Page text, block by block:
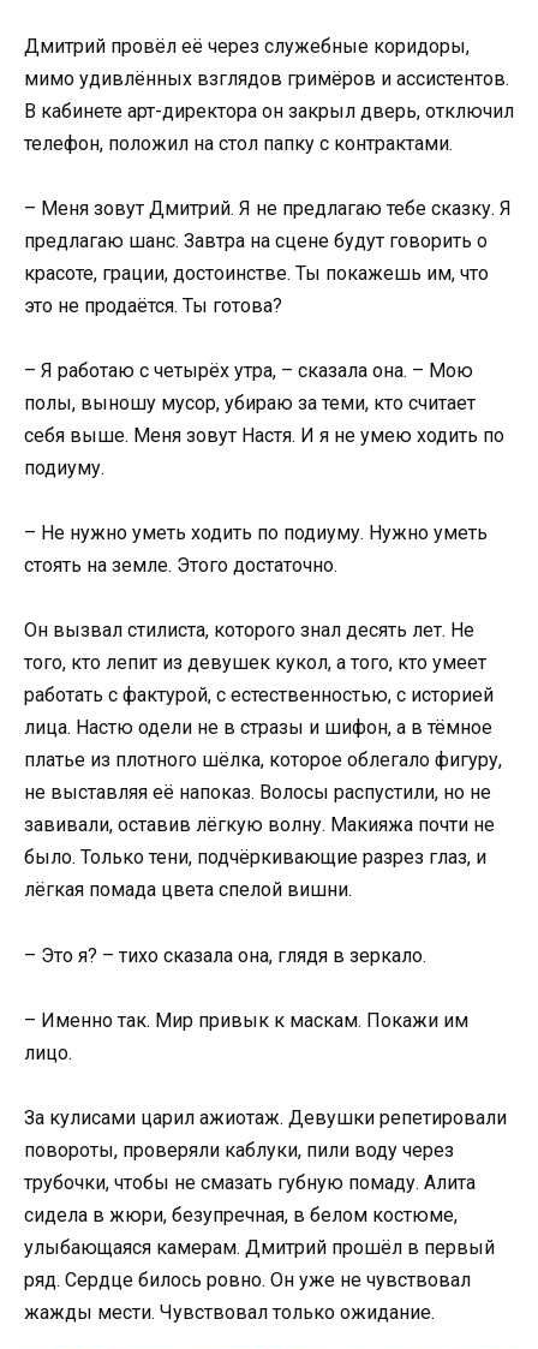
Дмитрий провёл её через служебные коридоры,
мимо удивлённых взглядов гримёров и ассистентов.
В кабинете арт-директора он закрыл дверь, отключил
телефон, положил на стол папку с контрактами.
– Меня зовут Дмитрий. Я не предлагаю тебе сказку. Я
предлагаю шанс. Завтра на сцене будут говорить о
красоте, грации, достоинстве. Ты покажешь им, что
это не продаётся. Ты готова?
– Я работаю с четырёх утра, – сказала она. – Мою
полы, выношу мусор, убираю за теми, кто считает
себя выше. Меня зовут Настя. И я не умею ходить по
подиуму.
– Не нужно уметь ходить по подиуму. Нужно уметь
стоять на земле. Этого достаточно.
Он вызвал стилиста, которого знал десять лет. Не
того, кто лепит из девушек кукол, а того, кто умеет
работать с фактурой, с естественностью, с историей
лица. Настю одели не в стразы и шифон, а в тёмное
платье из плотного шёлка, которое облегало фигуру,
не выставляя её напоказ. Волосы распустили, но не
завивали, оставив лёгкую волну. Макияжа почти не
было. Только тени, подчёркивающие разрез глаз, и
лёгкая помада цвета спелой вишни.
– Это я? – тихо сказала она, глядя в зеркало.
– Именно так. Мир привык к маскам. Покажи им
лицо.
За кулисами царил ажиотаж. Девушки репетировали
повороты, проверяли каблуки, пили воду через
трубочки, чтобы не смазать губную помаду. Алита
сидела в жюри, безупречная, в белом костюме,
улыбающаяся камерам. Дмитрий прошёл в первый
ряд. Сердце билось ровно. Он уже не чувствовал
жажды мести. Чувствовал только ожидание.